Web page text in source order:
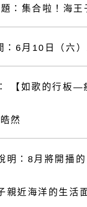
：集合啦！海王
：6月10日（六
【如歌的行板—
然
明：8月將開播
親近海洋的生活